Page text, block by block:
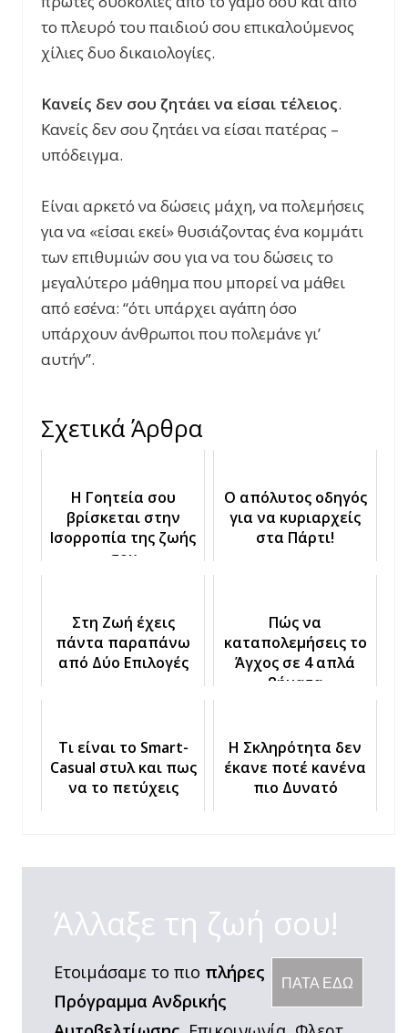
το πλευρό του παιδιού σου επικαλούμενος
χίλιες δυο δικαιολογίες.
Κανείς δεν σου ζητάει να είσαι τέλειος.
Κανείς δεν σου ζητάει να είσαι πατέρας –
υπόδειγμα.
Είναι αρκετό να δώσεις μάχη, να πολεμήσεις
για να «είσαι εκεί» θυσιάζοντας ένα κομμάτι
των επιθυμιών σου για να του δώσεις το
μεγαλύτερο μάθημα που μπορεί να μάθει
από εσένα: “ότι υπάρχει αγάπη όσο
υπάρχουν άνθρωποι που πολεμάνε γι’
αυτήν”.
Σχετικά Άρθρα
Η Γοητεία σου
βρίσκεται στην
Ισορροπία της ζωής
σου
Ο απόλυτος οδηγός
για να κυριαρχείς
στα Πάρτι!
Στη Ζωή έχεις
πάντα παραπάνω
από Δύο Επιλογές
Πώς να
καταπολεμήσεις το
Άγχος σε 4 απλά
βήματα
Τι είναι το Smart-
Casual στυλ και πως
να το πετύχεις
Η Σκληρότητα δεν
έκανε ποτέ κανένα
πιο Δυνατό
Άλλαξε τη ζωή σου!
ΠΑΤΑ ΕΔΩ
Ετοιμάσαμε το πιο πλήρες
Πρόγραμμα Ανδρικής